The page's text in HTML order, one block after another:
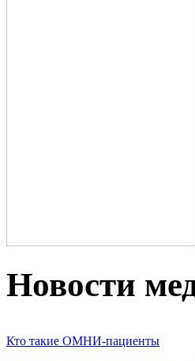
Новости
Кто такие ОМНИ-пациенты